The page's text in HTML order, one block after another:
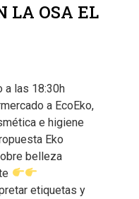
LA OSA EL
a las 18:30h
a EcoEko,
e higiene
Eko
belleza
etiquetas y